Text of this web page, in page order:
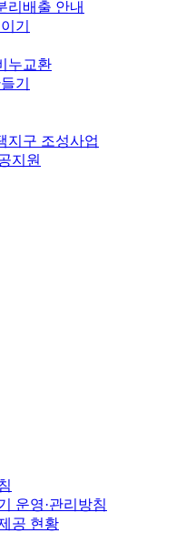
리배출 안내
기
누교환
기
지구 조성사업
지원
운영·관리방침
공 현황